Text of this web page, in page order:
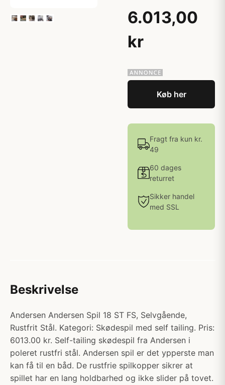
6.013,00
kr
Køb her
Fragt fra kun kr.
49
60 dages
returret
Sikker handel
med SSL
Beskrivelse
Andersen Andersen Spil 18 ST FS, Selvgående,
Rustfrit Stål. Kategori: Skødespil med self tailing. Pris:
6013.00 kr. Self-tailing skødespil fra Andersen i
poleret rustfri stål. Andersen spil er det ypperste man
kan få til en båd. De rustfrie spilkopper sikrer at
spillet har en lang holdbarhed og ikke slider på tovet.